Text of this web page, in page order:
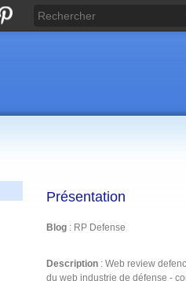
Présentation
Blog : RP Defense
Description : Web review
du web industrie de défense -